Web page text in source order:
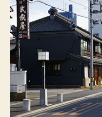
6
年、
横
山
に
貸
敷
が
開